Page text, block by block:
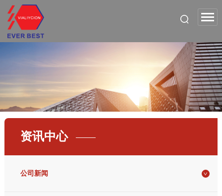
资讯中心
公司新闻